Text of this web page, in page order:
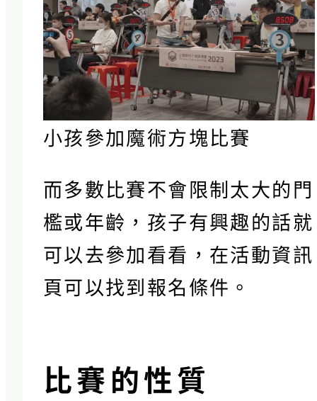
小孩參加魔術方塊比賽
而多數比賽不會限制太大的門
檻或年齡，孩子有興趣的話就
可以去參加看看，在活動資訊
頁可以找到報名條件。
比賽的性質